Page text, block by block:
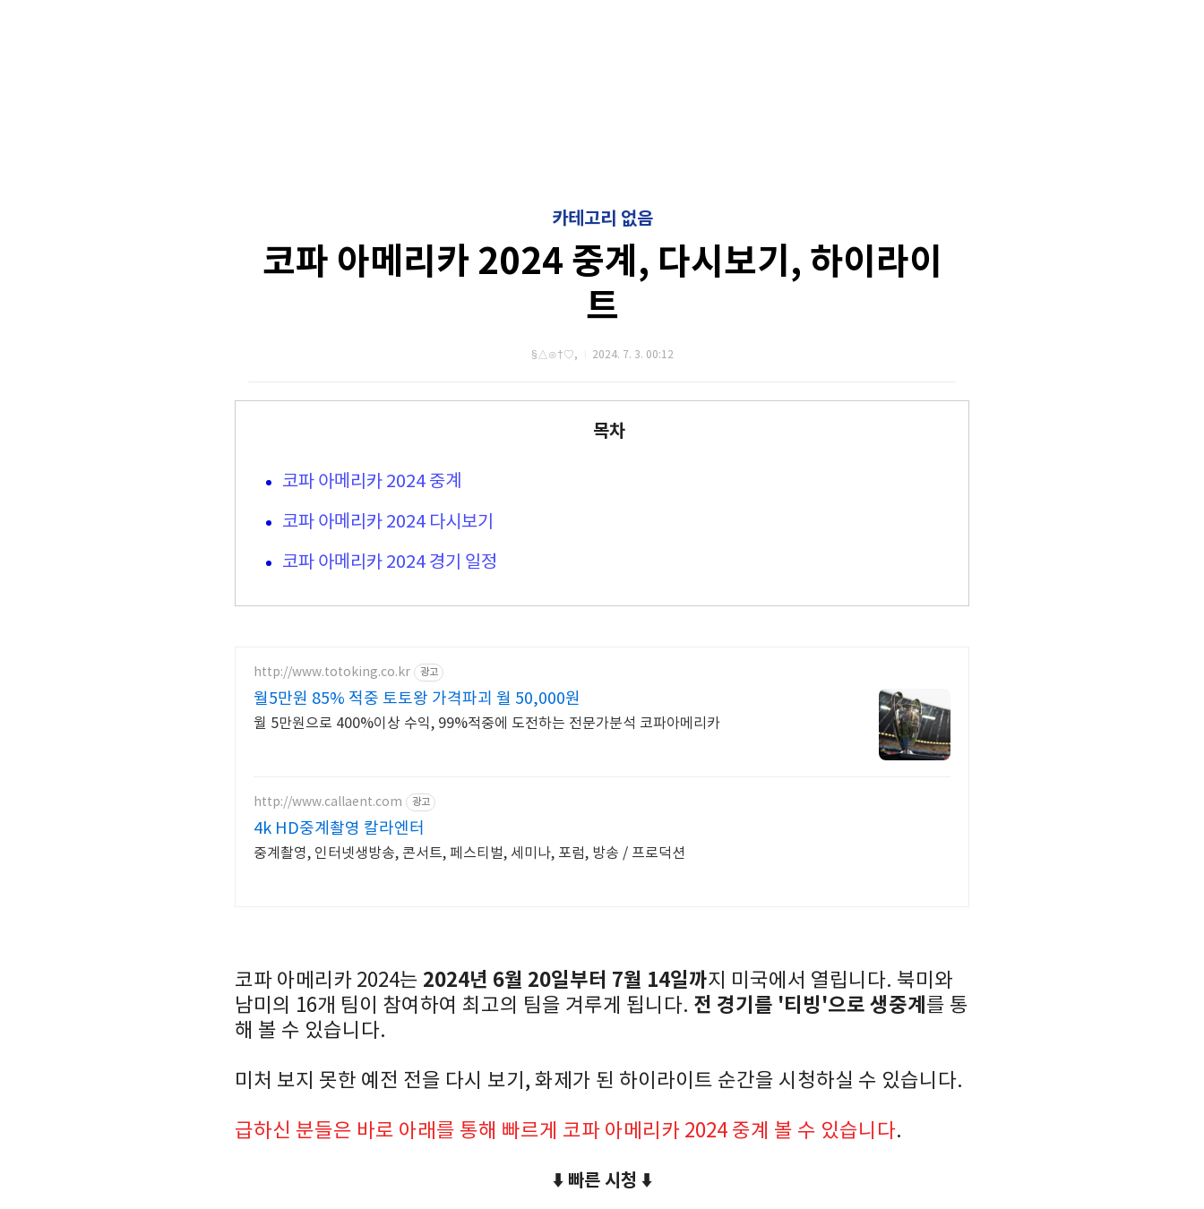
카테고리 없음
코파 아메리카 2024 중계, 다시보기, 하이라이
트
§△⊙†♡, 2024. 7. 3. 00:12
목차
코파 아메리카 2024 중계
코파 아메리카 2024 다시보기
코파 아메리카 2024 경기 일정
http://www.totoking.co.kr 광고
월5만원 85% 적중 토토왕 가격파괴 월 50,000원
월 5만원으로 400%이상 수익, 99%적중에 도전하는 전문가분석 코파아메리카
http://www.callaent.com 광고
4k HD중계촬영 칼라엔터
중계촬영, 인터넷생방송, 콘서트, 페스티벌, 세미나, 포럼, 방송 / 프로덕션
코파 아메리카 2024는 2024년 6월 20일부터 7월 14일까지 미국에서 열립니다. 북미와
남미의 16개 팀이 참여하여 최고의 팀을 겨루게 됩니다. 전 경기를 '티빙'으로 생중계 를 통
해 볼 수 있습니다.
미처 보지 못한 예전 전을 다시 보기, 화제가 된 하이라이트 순간을 시청하실 수 있습니다.
급하신 분들은 바로 아래를 통해 빠르게 코파 아메리카 2024 중계 볼 수 있습니다.
⬇️ 빠른 시청 ⬇️